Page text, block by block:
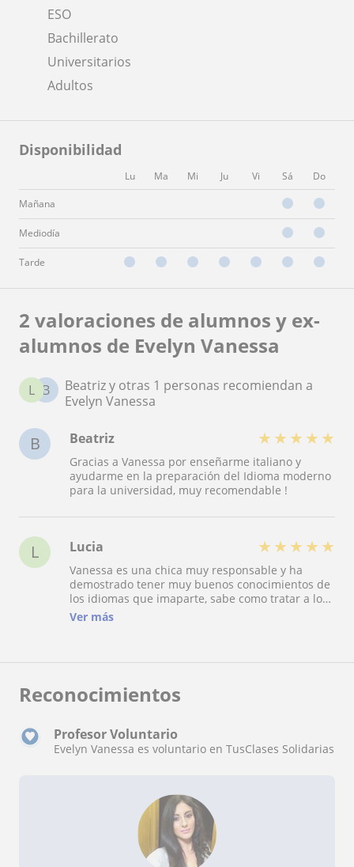
ESO
Bachillerato
Universitarios
Adultos
Disponibilidad
Lu Ma Mi Ju Vi Sá Do
Mañana
Mediodía
Tarde
2 valoraciones de alumnos y ex-
alumnos de Evelyn Vanessa
B
L
Beatriz y otras 1 personas recomiendan a
Evelyn Vanessa
B Beatriz ★ ★ ★ ★ ★
Gracias a Vanessa por enseñarme italiano y
ayudarme en la preparación del Idioma moderno
para la universidad, muy recomendable !
L Lucia ★ ★ ★ ★ ★
Vanessa es una chica muy responsable y ha
demostrado tener muy buenos conocimientos de
los idiomas que imaparte, sabe como tratar a los
alumnos en función de sus necesidades y
Ver más
Reconocimientos
Profesor Voluntario
Evelyn Vanessa es voluntario en TusClases Solidarias